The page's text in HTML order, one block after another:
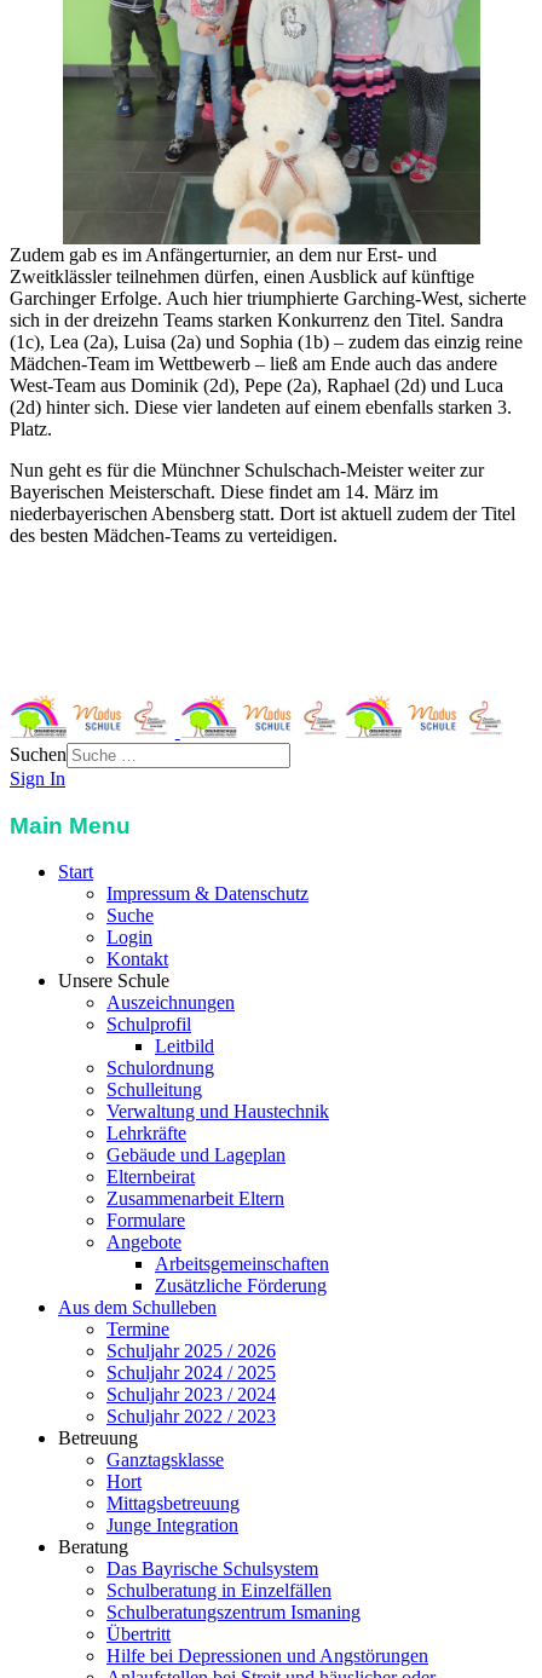
Zudem gab es im Anfängerturnier, an dem nur Erst- und
Zweitklässler teilnehmen dürfen, einen Ausblick auf künftige
Garchinger Erfolge. Auch hier triumphierte Garching-West, sicherte
sich in der dreizehn Teams starken Konkurrenz den Titel. Sandra
(1c), Lea (2a), Luisa (2a) und Sophia (1b) – zudem das einzig reine
Mädchen-Team im Wettbewerb – ließ am Ende auch das andere
West-Team aus Dominik (2d), Pepe (2a), Raphael (2d) und Luca
(2d) hinter sich. Diese vier landeten auf einem ebenfalls starken 3.
Platz.
Nun geht es für die Münchner Schulschach-Meister weiter zur
Bayerischen Meisterschaft. Diese findet am 14. März im
niederbayerischen Abensberg statt. Dort ist aktuell zudem der Titel
des besten Mädchen-Teams zu verteidigen.
Suchen
Sign In
Main Menu
Start
Impressum & Datenschutz
Suche
Login
Kontakt
Unsere Schule
Auszeichnungen
Schulprofil
Leitbild
Schulordnung
Schulleitung
Verwaltung und Haustechnik
Lehrkräfte
Gebäude und Lageplan
Elternbeirat
Zusammenarbeit Eltern
Formulare
Angebote
Arbeitsgemeinschaften
Zusätzliche Förderung
Aus dem Schulleben
Termine
Schuljahr 2025 / 2026
Schuljahr 2024 / 2025
Schuljahr 2023 / 2024
Schuljahr 2022 / 2023
Betreuung
Ganztagsklasse
Hort
Mittagsbetreuung
Junge Integration
Beratung
Das Bayrische Schulsystem
Schulberatung in Einzelfällen
Schulberatungszentrum Ismaning
Übertritt
Hilfe bei Depressionen und Angstörungen